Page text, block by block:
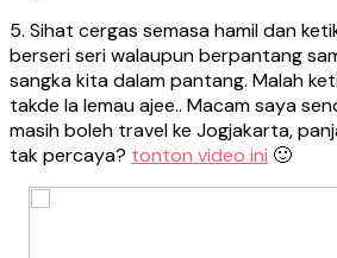
5. Sihat cergas semasa hamil dan
berseri seri walaupun berpantang
sangka kita dalam pantang. Malah
takde la lemau ajee.. Macam saya
masih boleh travel ke Jogjakarta,
tak percaya? tonton video ini 🙂